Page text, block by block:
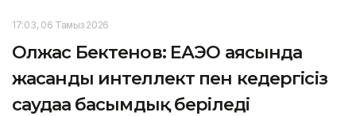
17:03, 06 Тамыз 2026
Олжас Бектенов: ЕАЭО аясында
жасанды интеллект пен кедергісіз
саудаға басымдық беріледі